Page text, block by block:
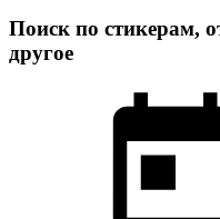
Поиск по стикерам,
другое